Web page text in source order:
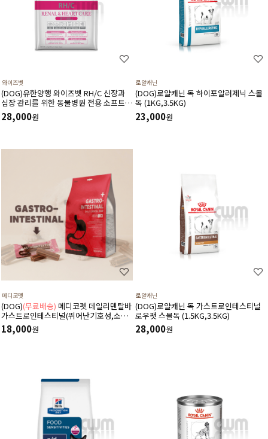
와이즈벳
(DOG)유한양행 와이즈벳 RH/C 신장과
심장 관리를 위한 동물병원 전용 소프트
사료(1.2kg) 저단백 저인 저나트륨 3저설
계 심장건강에 도움을 주는 기능성 성분
28,000원
로얄캐닌
(DOG)로얄캐닌 독 하이포알러제닉 스몰
독 (1KG,3.5KG)
23,000원
메디코펫
(DOG)(무료배송) 메디코펫 데일리덴탈바
가스트로인테스티널(뛰어난기호성,소화
기,췌장염,설사,구토,만성질환도움)
224g(14P)
18,000원
로얄캐닌
(DOG)로얄캐닌 독 가스트로인테스티널
로우팻 스몰독 (1.5KG,3.5KG)
28,000원